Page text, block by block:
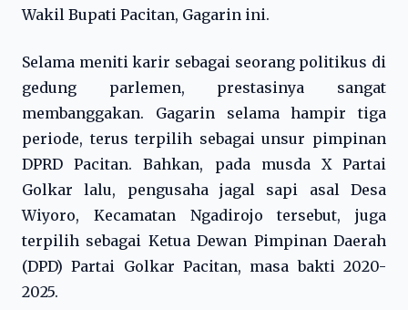
Wakil Bupati Pacitan, Gagarin ini.
Selama meniti karir sebagai seorang politikus di
gedung parlemen, prestasinya sangat
membanggakan. Gagarin selama hampir tiga
periode, terus terpilih sebagai unsur pimpinan
DPRD Pacitan. Bahkan, pada musda X Partai
Golkar lalu, pengusaha jagal sapi asal Desa
Wiyoro, Kecamatan Ngadirojo tersebut, juga
terpilih sebagai Ketua Dewan Pimpinan Daerah
(DPD) Partai Golkar Pacitan, masa bakti 2020-
2025.